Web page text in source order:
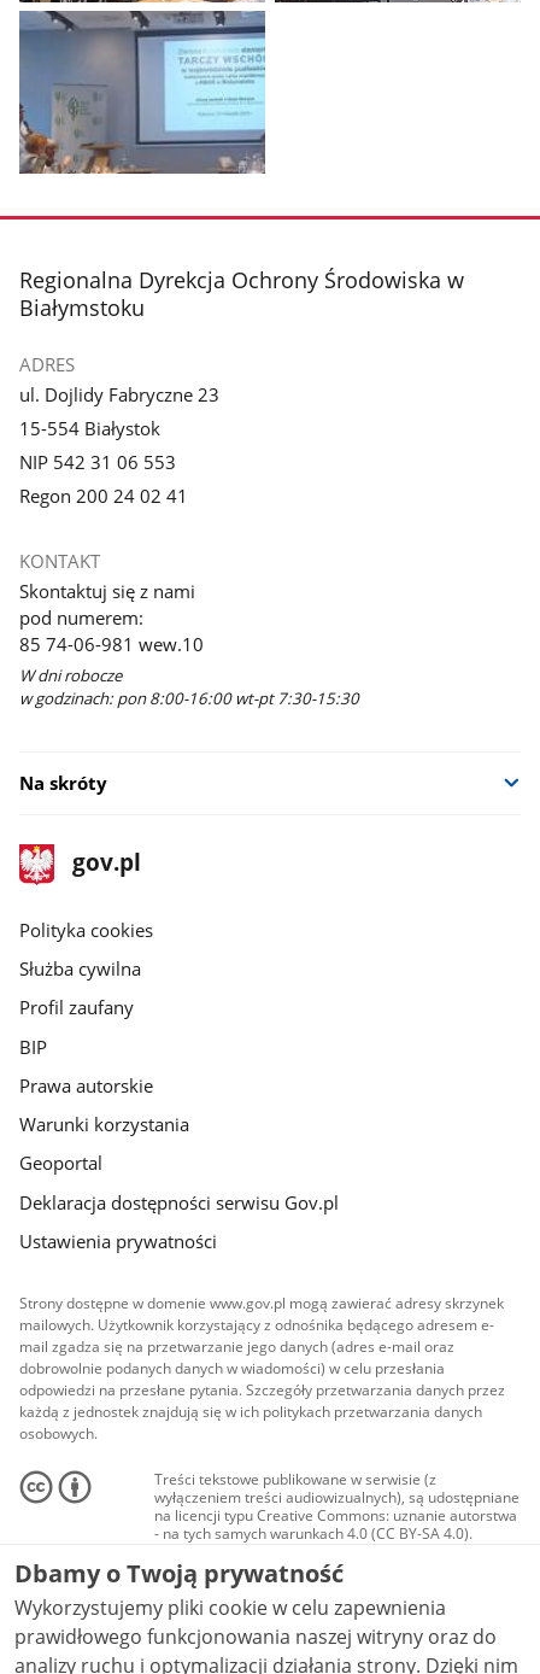
Pokaż
zdjęcie
galerii.
zdjęcie
galerii.
stopka
Regionalna Dyrekcja Ochrony Środowiska w
Białymstoku
ADRES
ul. Dojlidy Fabryczne 23
15-554 Białystok
NIP 542 31 06 553
Regon 200 24 02 41
KONTAKT
Skontaktuj się z nami
pod numerem:
85 74-06-981 wew.10
W dni robocze
w godzinach: pon 8:00-16:00 wt-pt 7:30-15:30
Na skróty
stopka
gov.pl
Strona
gov.pl
gov.pl
Polityka cookies
Służba cywilna
Profil zaufany
BIP
Prawa autorskie
Warunki korzystania
Geoportal
Deklaracja dostępności serwisu Gov.pl
Ustawienia prywatności
Strony dostępne w domenie www.gov.pl mogą zawierać adresy skrzynek
mailowych. Użytkownik korzystający z odnośnika będącego adresem e-
mail zgadza się na przetwarzanie jego danych (adres e-mail oraz
dobrowolnie podanych danych w wiadomości) w celu przesłania
odpowiedzi na przesłane pytania. Szczegóły przetwarzania danych przez
każdą z jednostek znajdują się w ich politykach przetwarzania danych
osobowych.
Treści tekstowe publikowane w serwisie (z
wyłączeniem treści audiowizualnych), są udostępniane
na licencji typu Creative Commons: uznanie autorstwa
- na tych samych warunkach 4.0 (CC BY-SA 4.0).
Materiały audiowizualne, w tym zdjęcia, materiały
audio i wideo, są udostępniane na licencji typu
Creative Commons: uznanie autorstwa użycie
niekomercyjne - bez utworów zależnych 4.0 (CC BY-
NC-ND 4.0), o ile nie jest to stwierdzone inaczej.
Dbamy o Twoją prywatność
Wykorzystujemy pliki cookie w celu zapewnienia
prawidłowego funkcjonowania naszej witryny oraz do
analizy ruchu i optymalizacji działania strony. Dzięki nim